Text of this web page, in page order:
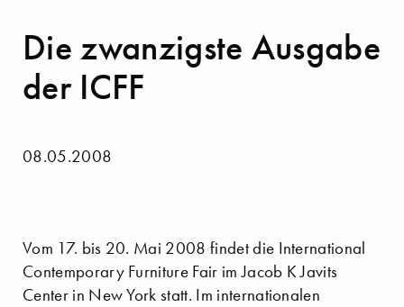
Die zwanzigste Ausgabe
der ICFF
08.05.2008
Vom 17. bis 20. Mai 2008 findet die International
Contemporary Furniture Fair im Jacob K Javits
Center in New York statt. Im internationalen